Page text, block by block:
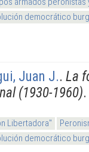
democrático
Juan J.. La
(1930-1960)
Libertadora"
democrático